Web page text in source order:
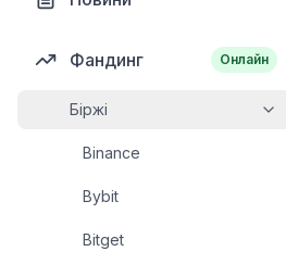
Фандинг Онлайн
Біржі
Binance
Bybit
Bitget